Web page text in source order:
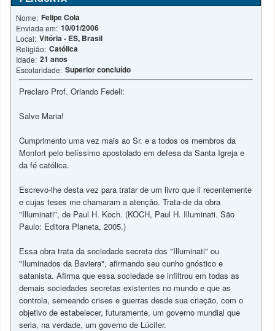
Nome: Felipe Cola
Enviada em: 10/01/2006
Local: Vitória - ES, Brasil
Religião: Católica
Idade: 21 anos
Escolaridade: Superior concluído
Preclaro Prof. Orlando Fedeli:
Salve Maria!
Cumprimento uma vez mais ao Sr. e a todos os membros da
Monfort pelo belíssimo apostolado em defesa da Santa Igreja e
da fé católica.
Escrevo-lhe desta vez para tratar de um livro que li recentemente
e cujas teses me chamaram a atenção. Trata-de da obra
"Illuminati", de Paul H. Koch. (KOCH, Paul H. Illuminati. São
Paulo: Editora Planeta, 2005.)
Essa obra trata da sociedade secreta dos "Illuminati" ou
"Iluminados da Baviera", afirmando seu cunho gnóstico e
satanista. Afirma que essa sociedade se infiltrou em todas as
demais sociedades secretas existentes no mundo e que as
controla, semeando crises e guerras desde sua criação, com o
objetivo de estabelecer, futuramente, um governo mundial que
seria, na verdade, um governo de Lúcifer.